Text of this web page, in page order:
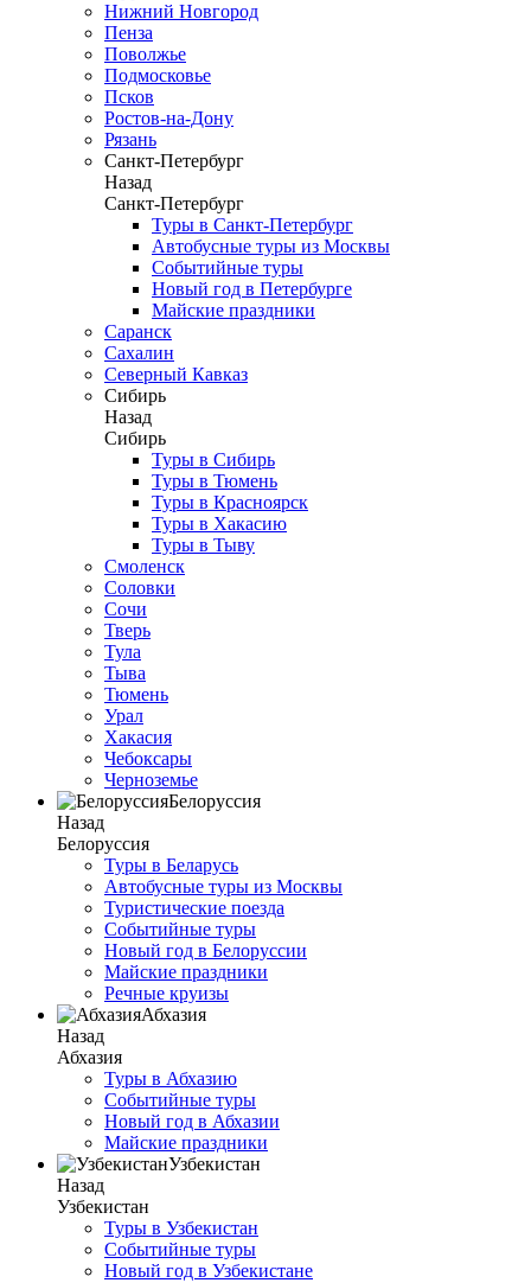
Нижний Новгород
Пенза
Поволжье
Подмосковье
Псков
Ростов-на-Дону
Рязань
Санкт-Петербург
Назад
Санкт-Петербург
Туры в Санкт-Петербург
Автобусные туры из Москвы
Событийные туры
Новый год в Петербурге
Майские праздники
Саранск
Сахалин
Северный Кавказ
Сибирь
Назад
Сибирь
Туры в Сибирь
Туры в Тюмень
Туры в Красноярск
Туры в Хакасию
Туры в Тыву
Смоленск
Соловки
Сочи
Тверь
Тула
Тыва
Тюмень
Урал
Хакасия
Чебоксары
Черноземье
Белоруссия
Назад
Белоруссия
Туры в Беларусь
Автобусные туры из Москвы
Туристические поезда
Событийные туры
Новый год в Белоруссии
Майские праздники
Речные круизы
Абхазия
Назад
Абхазия
Туры в Абхазию
Событийные туры
Новый год в Абхазии
Майские праздники
Узбекистан
Назад
Узбекистан
Туры в Узбекистан
Событийные туры
Новый год в Узбекистане